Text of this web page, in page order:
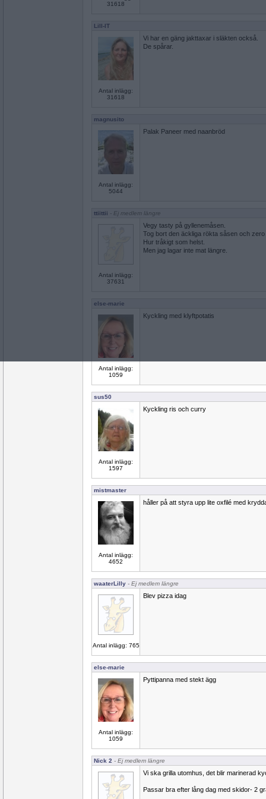
31618
Lill-IT
Antal inlägg:
31618
Vi har en gäng jakttaxar i släkten också.
De spårar.
magnusito
Antal inlägg:
5044
Palak Paneer med naanbröd
ttiittii - Ej medlem längre
Antal inlägg:
37631
Vegy tasty på gyllenemåsen.
Tog bort den äckliga rökta såsen och zero
Hur tråkigt som helst.
Men jag lagar inte mat längre.
else-marie
Antal inlägg:
1059
Kyckling med klyftpotatis
sus50
Antal inlägg:
1597
Kyckling ris och curry
mistmaster
Antal inlägg:
4652
håller på att styra upp lite oxfilé med
waaterLilly - Ej medlem längre
Antal inlägg: 765
Blev pizza idag
else-marie
Antal inlägg:
1059
Pyttipanna med stekt ägg
Nick 2 - Ej medlem längre
Vi ska grilla utomhus, det blir marinerad
Passar bra efter lång dag med skidor- 2